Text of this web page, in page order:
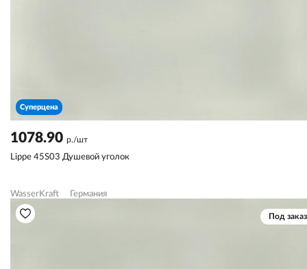
Суперцена
1078.90 р./шт
Lippe 45S03 Душевой уголок
WasserKraft Германия
Под заказ